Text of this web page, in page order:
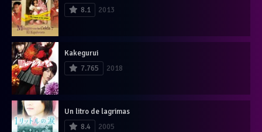
8.1
2013
Kakegurui
7.765
2018
Un litro de lagrimas
8.4
2005